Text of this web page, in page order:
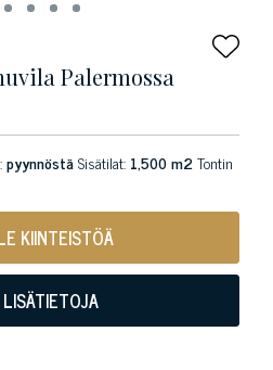
Palermossa
pyynnöstäSisätilat: 1,500 m2Tontin
KIINTEISTÖÄ
LISÄTIETOJA